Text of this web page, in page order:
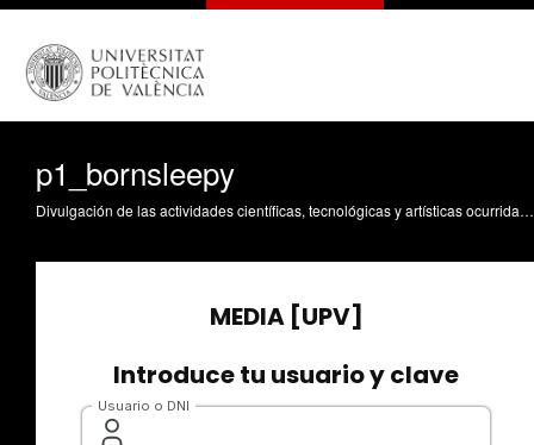
p1_bornsleepy
Divulgación de las actividades científicas, tecnológicas y artísticas ocurridas en los tres campus de la UPV